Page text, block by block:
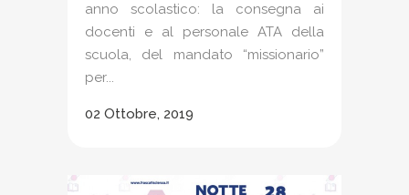
anno scolastico: la consegna ai
docenti e al personale ATA della
scuola, del mandato “missionario”
per...
02 Ottobre, 2019